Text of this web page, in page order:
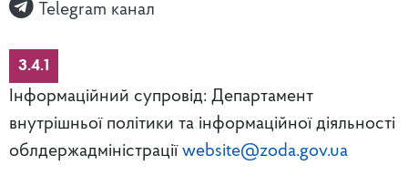
Telegram канал
3.4.1
Інформаційний супровід: Департамент
внутрішньої політики та інформаційної діяльності
облдержадміністрації website@zoda.gov.ua